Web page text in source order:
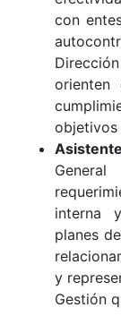
con
orienten
objetivos
interna
planes
y
Gestión